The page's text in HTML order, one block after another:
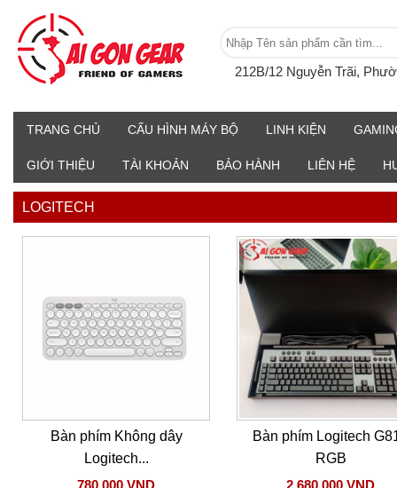
212B/12 Nguyễn Trãi,
TRANG CHỦ CẤU HÌNH MÁY BỘ LINH KIỆN
GIỚI THIỆU TÀI KHOẢN BẢO HÀNH LIÊN HỆ
LOGITECH
Bàn phím Không dây
Logitech...
780.000 VND
Bàn phím Logitech
RGB
2.680.000 VND